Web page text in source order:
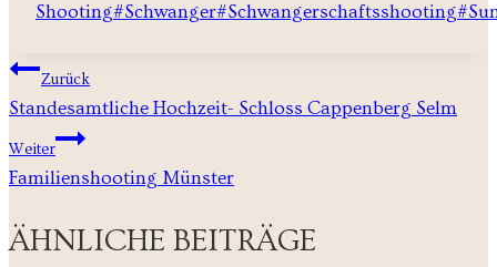
Shooting#Schwanger#Schwangerschaftsshooting#
BEITRAGSNAVIGATION
Zurück
Standesamtliche Hochzeit- Schloss Cappenberg Selm
Weiter
Familienshooting Münster
ÄHNLICHE BEITRÄGE